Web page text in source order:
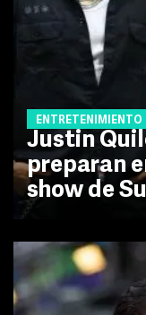
ENTRETENIMIENTO
Justin
preparan
show de